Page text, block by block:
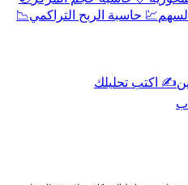
💹 حاسبة الربح التراكمي📉
✍️ اكتب تحليلك